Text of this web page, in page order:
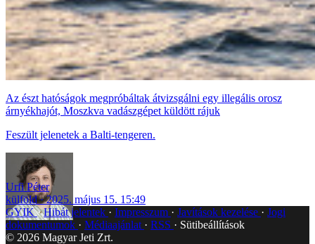
Az észt hatóságok megpróbáltak átvizsgálni egy illegális orosz
árnyékhajót, Moszkva vadászgépet küldött rájuk
Feszült jelenetek a Balti-tengeren.
Urfi Péter
külföld
2025. május 15. 15:49
GYIK Hibát jelentek Impresszum Javítások kezelése
Jogi
dokumentumok
Médiaajánlat RSS
Sütibeállítások
© 2026 Magyar Jeti Zrt.